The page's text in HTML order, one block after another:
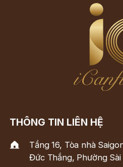
THÔNG TIN LIÊN HỆ
Tầng 16, Tòa nhà
Đức Thắng, Phường Sài